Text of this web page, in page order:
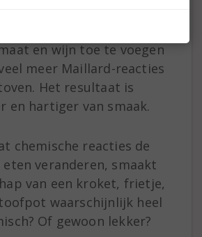
en wijn toe te voegen
meer Maillard-reacties
Het resultaat is
en hartiger van smaak.
chemische reacties de
eten veranderen, smaakt
van een kroket, frietje,
waarschijnlijk heel
Of gewoon lekker?